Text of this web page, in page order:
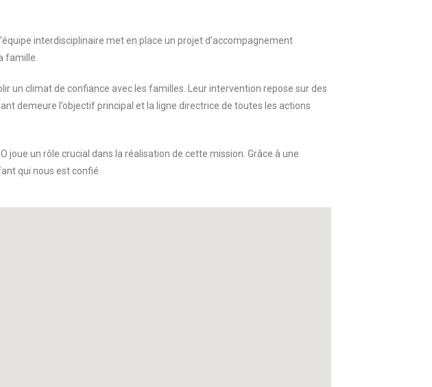
interdisciplinaire met en place un projet d’accompagnement
famille.
un climat de confiance avec les familles. Leur intervention repose sur des
demeure l’objectif principal et la ligne directrice de toutes les actions
joue un rôle crucial dans la réalisation de cette mission. Grâce à une
qui nous est confié